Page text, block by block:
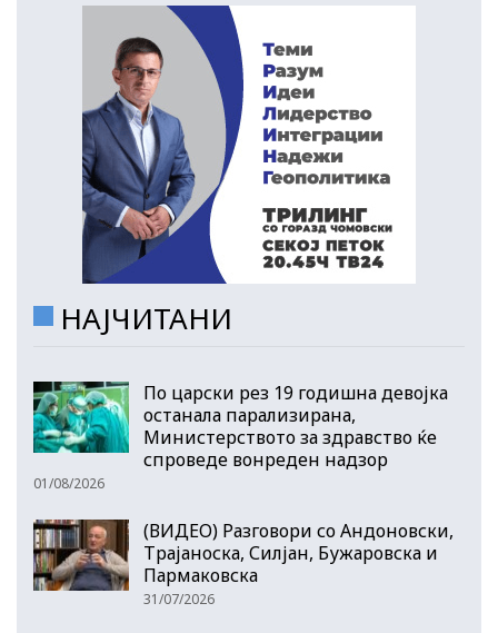
НАЈЧИТАНИ
По царски рез 19 годишна девојка
останала парализирана,
Министерството за здравство ќе
спроведе вонреден надзор
01/08/2026
(ВИДЕО) Разговори со Андоновски,
Трајаноска, Силјан, Бужаровска и
Пармаковска
31/07/2026